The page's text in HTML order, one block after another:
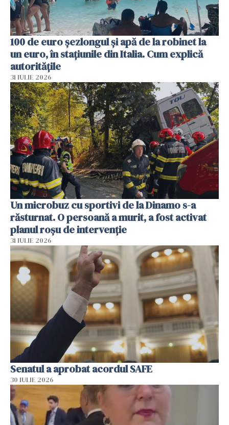
100 de euro șezlongul și apă de la robinet la
un euro, în stațiunile din Italia. Cum explică
autoritățile
31 IULIE 2026
Un microbuz cu sportivi de la Dinamo s-a
răsturnat. O persoană a murit, a fost activat
planul roșu de intervenție
31 IULIE 2026
Senatul a aprobat acordul SAFE
30 IULIE 2026